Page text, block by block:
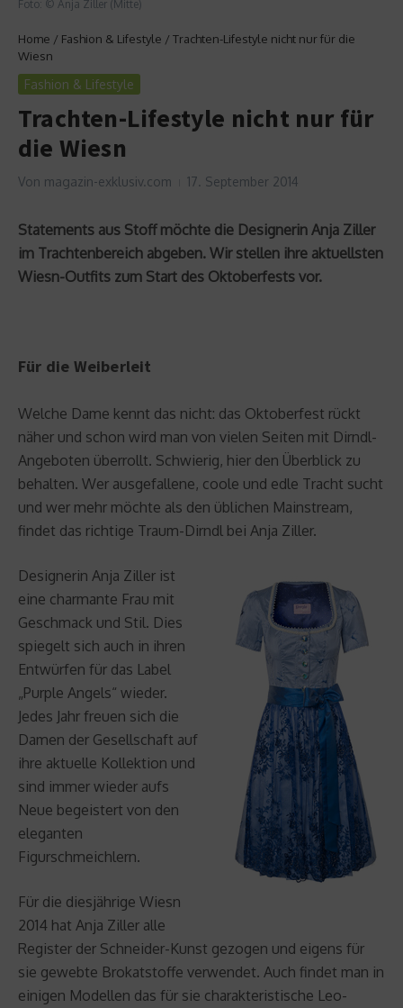
Foto: © Anja Ziller (Mitte)
Home / Fashion & Lifestyle / Trachten-Lifestyle nicht nur für die
Wiesn
Fashion & Lifestyle
Trachten-Lifestyle nicht nur für
die Wiesn
Von magazin-exklusiv.com 17. September 2014
Statements aus Stoff möchte die Designerin Anja Ziller
im Trachtenbereich abgeben. Wir stellen ihre aktuellsten
Wiesn-Outfits zum Start des Oktoberfests vor.
Für die Weiberleit
Welche Dame kennt das nicht: das Oktoberfest rückt
näher und schon wird man von vielen Seiten mit Dirndl-
Angeboten überrollt. Schwierig, hier den Überblick zu
behalten. Wer ausgefallene, coole und edle Tracht sucht
und wer mehr möchte als den üblichen Mainstream,
findet das richtige Traum-Dirndl bei Anja Ziller.
Designerin Anja Ziller ist
eine charmante Frau mit
Geschmack und Stil. Dies
spiegelt sich auch in ihren
Entwürfen für das Label
„Purple Angels“ wieder.
Jedes Jahr freuen sich die
Damen der Gesellschaft auf
ihre aktuelle Kollektion und
sind immer wieder aufs
Neue begeistert von den
eleganten
Figurschmeichlern.
Für die diesjährige Wiesn
2014 hat Anja Ziller alle
Register der Schneider-Kunst gezogen und eigens für
sie gewebte Brokatstoffe verwendet. Auch findet man in
einigen Modellen das für sie charakteristische Leo-